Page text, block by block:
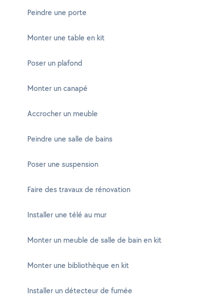
Peindre une porte
Monter une table en kit
Poser un plafond
Monter un canapé
Accrocher un meuble
Peindre une salle de bains
Poser une suspension
Faire des travaux de rénovation
Installer une télé au mur
Monter un meuble de salle de bain en kit
Monter une bibliothèque en kit
Installer un détecteur de fumée